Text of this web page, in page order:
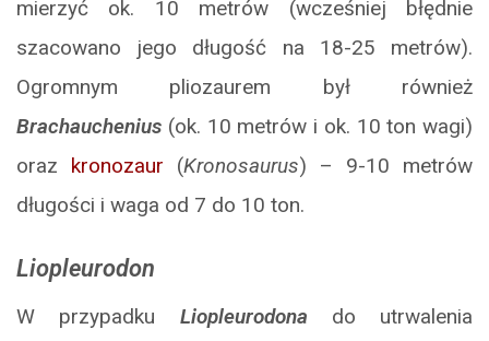
mierzyć ok. 10 metrów (wcześniej błędnie
szacowano jego długość na 18-25 metrów).
Ogromnym pliozaurem był również
Brachauchenius (ok. 10 metrów i ok. 10 ton wagi)
oraz kronozaur (Kronosaurus) – 9-10 metrów
długości i waga od 7 do 10 ton.
Liopleurodon
W przypadku Liopleurodona do utrwalenia